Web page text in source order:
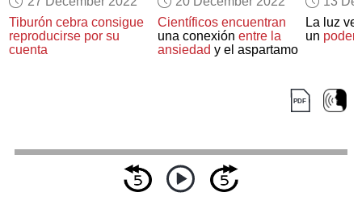
Tiburón cebra consigue
reproducirse por su
cuenta
Científicos encuentran
una conexión entre la
ansiedad y el aspartamo
La luz
un